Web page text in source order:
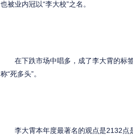
也被业内冠以“李大校”之名。
在下跌市场中唱多，成了李大霄的标签
称“死多头”。
李大霄本年度最著名的观点是2132点